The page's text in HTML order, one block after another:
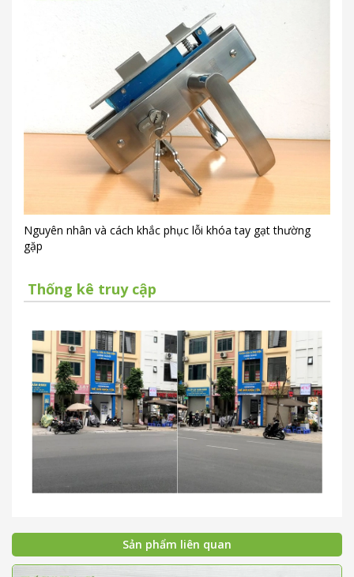
Nguyên nhân và cách khắc phục lỗi khóa tay gạt thường
gặp
Thống kê truy cập
Sản phẩm liên quan